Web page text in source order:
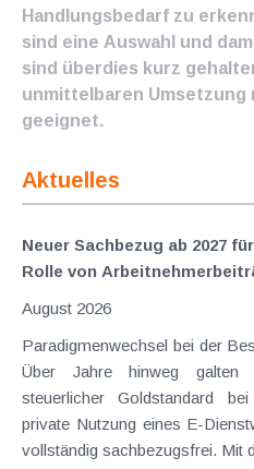
Handlungsbedarf zu
sind eine Auswahl und
sind überdies kurz
unmittelbaren Umsetzung
geeignet.
Aktuelles
Neuer Sachbezug ab 2027
Rolle von
August 2026
Paradigmenwechsel bei der
Über Jahre hinweg galten
steuerlicher Goldstandard
private Nutzung eines E-
vollständig sachbezugsfrei. Mit